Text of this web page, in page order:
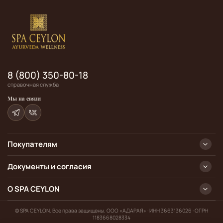
Покупателям
Документы и согласия
О SPA CEYLON
8 (800) 350-80-18
справочная служба
Мы на связи
© SPA CEYLON. Все права защищены. ООО «АДАРАЯ» · ИНН 3663136026 · ОГРН
1183668028334